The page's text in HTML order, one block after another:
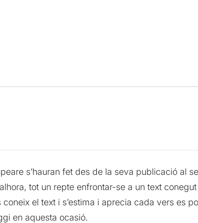
s’hauran fet des de la seva publicació al
tot un repte enfrontar-se a un text conegut
el text i s’estima i aprecia cada vers es
en aquesta ocasió.